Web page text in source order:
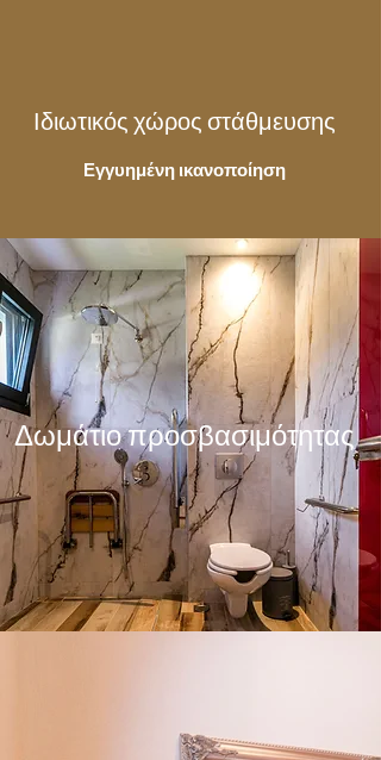
Ιδιωτικός χώρος στάθμευσης
Εγγυημένη ικανοποίηση
Δωμάτιο προσβασιμότητας